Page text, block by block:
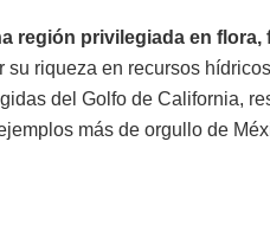
región privilegiada en flora,
su riqueza en recursos
del Golfo de California,
más de orgullo de